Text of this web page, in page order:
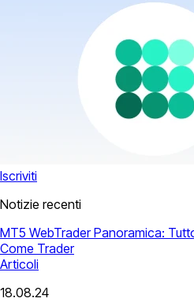
Iscriviti
Notizie recenti
MT5 WebTrader Panoramica:
Come Trader
Articoli
18.08.24